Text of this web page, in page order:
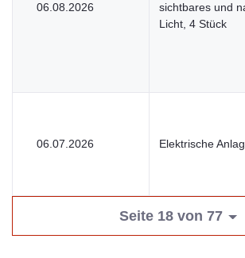
06.08.2026
sichtbares und
Licht, 4 Stück
06.07.2026 Elektrische
Seite 18 von 77